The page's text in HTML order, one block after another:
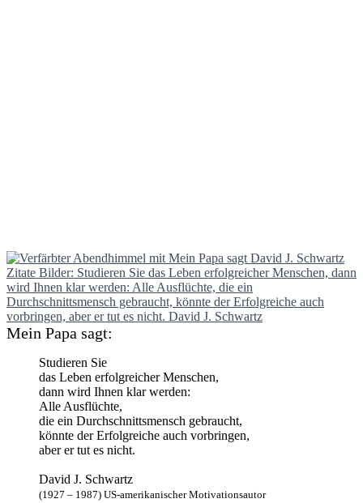
Mein Papa sagt:
Studieren Sie
das Leben erfolgreicher Menschen,
dann wird Ihnen klar werden:
Alle Ausflüchte,
die ein Durchschnittsmensch gebraucht,
könnte der Erfolgreiche auch vorbringen,
aber er tut es nicht.
David J. Schwartz
(1927 – 1987) US-amerikanischer Motivationsautor